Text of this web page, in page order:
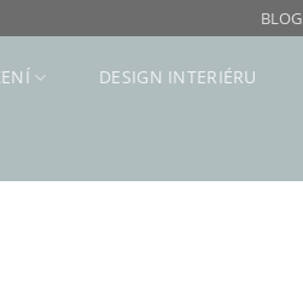
BLOG
DESIGN INTERIÉRU